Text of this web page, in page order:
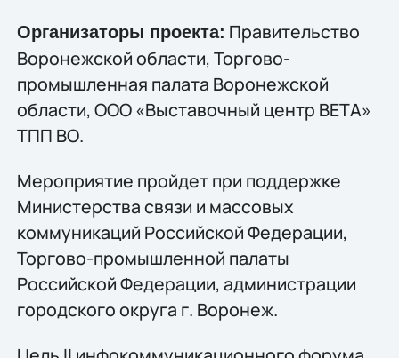
Организаторы проекта: Правительство
Воронежской области, Торгово-
промышленная палата Воронежской
области, ООО «Выставочный центр ВЕТА»
ТПП ВО.
Мероприятие пройдет при поддержке
Министерства связи и массовых
коммуникаций Российской Федерации,
Торгово-промышленной палаты
Российской Федерации, администрации
городского округа г. Воронеж.